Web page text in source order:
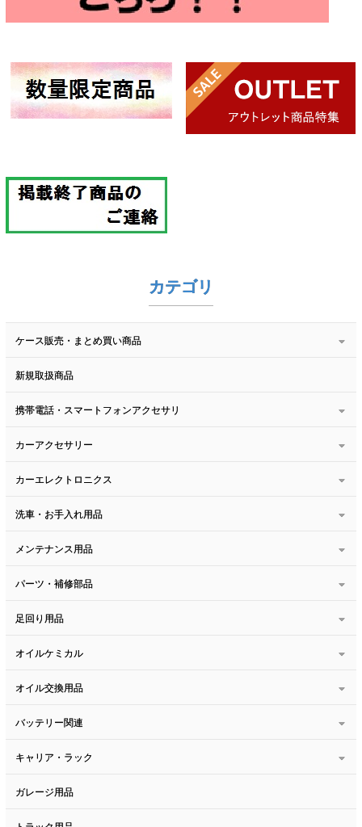
カテゴリ
ケース販売・まとめ買い商品
新規取扱商品
携帯電話・スマートフォンアクセサリ
カーアクセサリー
カーエレクトロニクス
洗車・お手入れ用品
メンテナンス用品
パーツ・補修部品
足回り用品
オイルケミカル
オイル交換用品
バッテリー関連
キャリア・ラック
ガレージ用品